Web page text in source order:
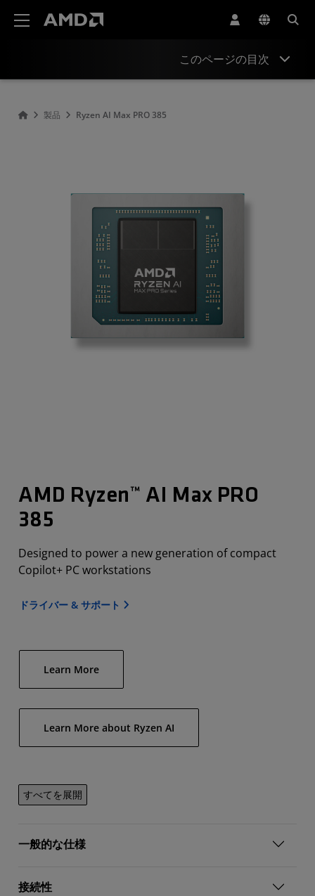
このページの目次
製品 Ryzen AI Max PRO 385
AMD Ryzen™ AI Max PRO
385
Designed to power a new generation of compact
Copilot+ PC workstations
ドライバー & サポート
Learn More
Learn More about Ryzen AI
すべてを展開
一般的な仕様
接続性